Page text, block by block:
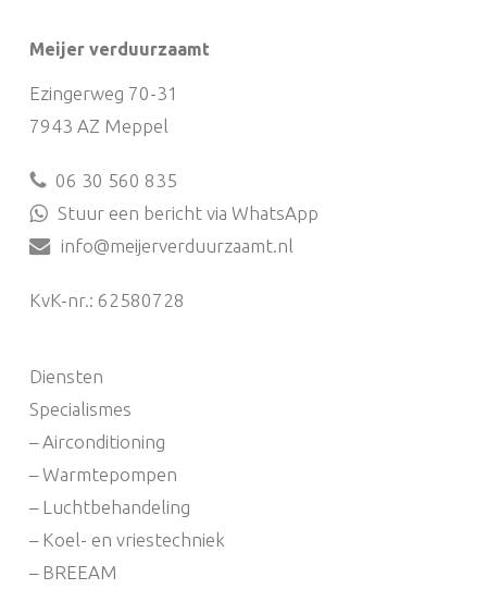
Meijer verduurzaamt
Ezingerweg 70-31
7943 AZ Meppel
06 30 560 835
Stuur een bericht via WhatsApp
info@meijerverduurzaamt.nl
KvK-nr.: 62580728
Diensten
Specialismes
– Airconditioning
– Warmtepompen
– Luchtbehandeling
– Koel- en vriestechniek
– BREEAM